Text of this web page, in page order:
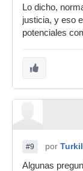
type
All the
fusion.
Lo dicho,
justicia, y eso
potenciales
#9 por
Algunas